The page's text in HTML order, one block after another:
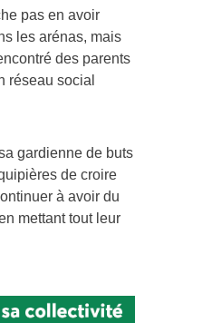
pas en avoir
les arénas, mais
des parents
réseau social
gardienne de buts
de croire
à avoir du
mettant tout leur